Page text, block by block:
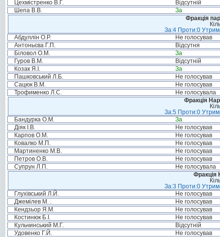
Цехмістренко В.Г.
Відсутній
Шепа В.В.
За
Фракція
За:4 Проти:0
Абдуллін О.Р.
Не голосував
Антоньєва Г.П.
Відсутня
Біловол О.М.
За
Гуров В.М.
Відсутній
Козак Я.І.
За
Пашковський Л.Б.
Не голосував
Сацюк В.М.
Не голосував
Трофименко Л.С.
Не голосувала
Фракція
За:5 Проти:0
Бандурка О.М.
За
Діяк І.В.
Не голосував
Карпов О.М.
Не голосував
Ковалко М.П.
Не голосував
Мартиненко М.В.
Не голосував
Петров О.В.
Не голосував
Супрун Л.П.
Не голосувала
Фракція
За:3 Проти:0
Глухівський Л.Й.
Не голосував
Джемілев М. .
Не голосував
Кендзьор Я.М.
Не голосував
Костинюк Б.І.
Не голосував
Кульчинський М.Г.
Відсутній
Удовенко Г.Й.
Не голосував